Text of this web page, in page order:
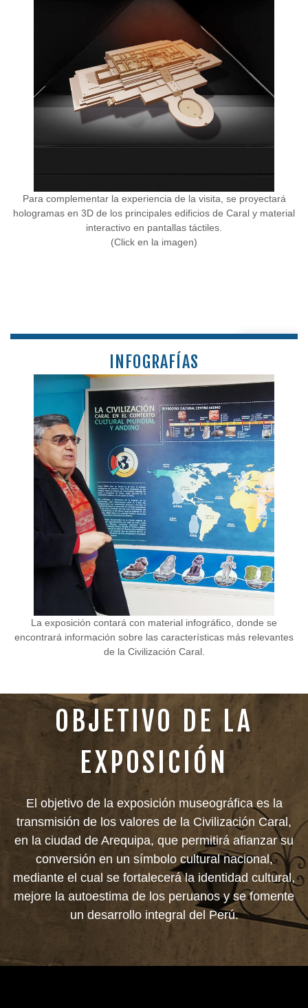
Para complementar la experiencia de la visita, se proyectará
hologramas en 3D de los principales edificios de Caral y material
interactivo en pantallas táctiles.
(Click en la imagen)
INFOGRAFÍAS
La exposición contará con material infográfico, donde se
encontrará información sobre las características más relevantes
de la Civilización Caral.
OBJETIVO DE LA
EXPOSICIÓN
El objetivo de la exposición museográfica es la
transmisión de los valores de la Civilización Caral,
en la ciudad de Arequipa, que permitirá afianzar su
conversión en un símbolo cultural nacional,
mediante el cual se fortalecerá la identidad cultural,
mejore la autoestima de los peruanos y se fomente
un desarrollo integral del Perú.